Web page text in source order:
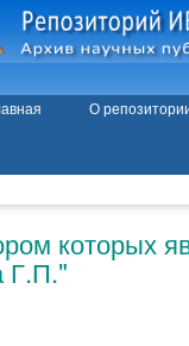
О
которых
Г.П."